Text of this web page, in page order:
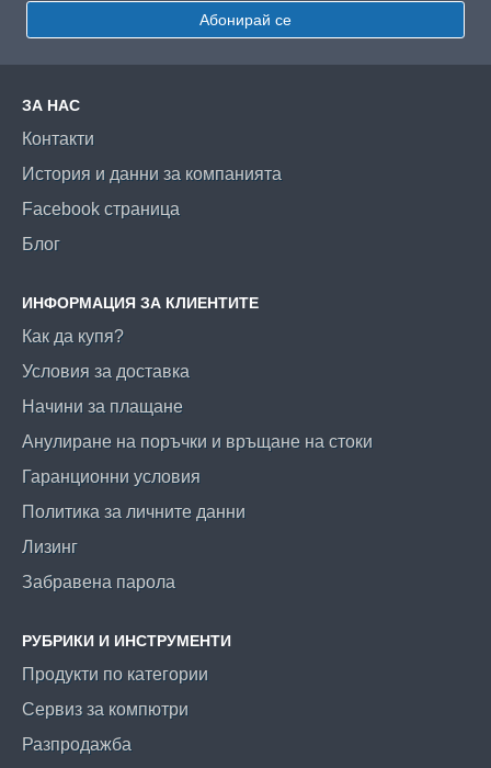
Абонирай се
ЗА НАС
Контакти
История и данни за компанията
Facebook страница
Блог
ИНФОРМАЦИЯ ЗА КЛИЕНТИТЕ
Как да купя?
Условия за доставка
Начини за плащане
Анулиране на поръчки и връщане на стоки
Гаранционни условия
Политика за личните данни
Лизинг
Забравена парола
РУБРИКИ И ИНСТРУМЕНТИ
Продукти по категории
Сервиз за компютри
Разпродажба